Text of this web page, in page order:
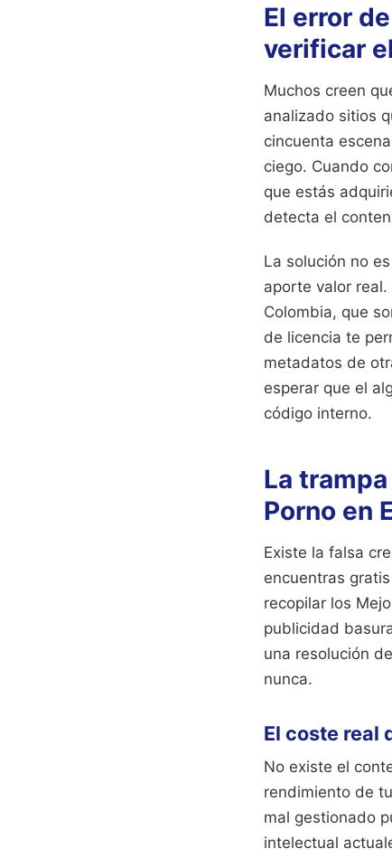
El error
verificar
Muchos creen
analizado sitios
cincuenta
ciego. Cuando
que estás
detecta el
La solución no
aporte valor
Colombia, que
de licencia te
metadatos de
esperar que el
código interno.
La
Porno en
Existe la falsa
encuentras
recopilar los
publicidad
una resolución
nunca.
El coste real
No existe el
rendimiento de
mal gestionado
intelectual